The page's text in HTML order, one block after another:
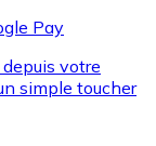
Pay
votre
simple toucher